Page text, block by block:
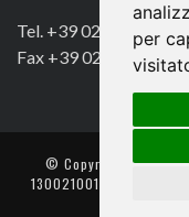
per
Tel. +39 02 49756990
Fax +39 02 72016740
© Copyright 2018. All
13002100157 –